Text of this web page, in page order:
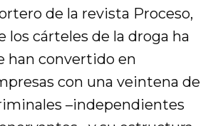
de la revista Proceso,
los cárteles de la droga ha
han convertido en
con una veintena de
–independientes